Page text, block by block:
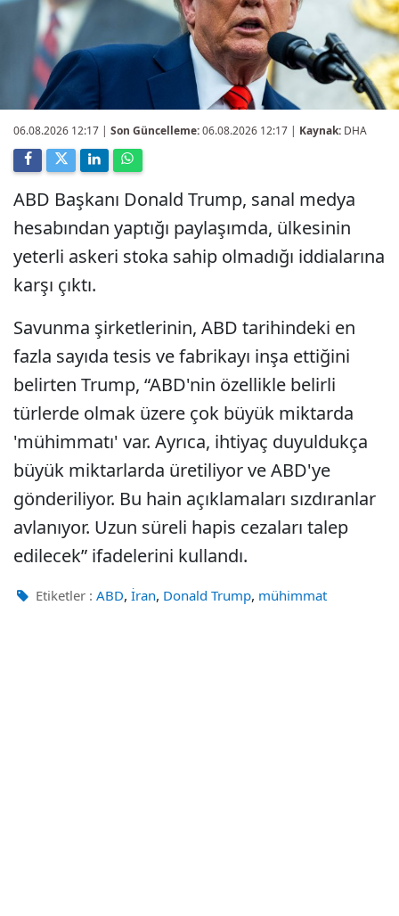
06.08.2026 12:17 | Son Güncelleme:06.08.2026 12:17 | Kaynak: DHA
ABD Başkanı Donald Trump, sanal medya
hesabından yaptığı paylaşımda, ülkesinin
yeterli askeri stoka sahip olmadığı iddialarına
karşı çıktı.
Savunma şirketlerinin, ABD tarihindeki en
fazla sayıda tesis ve fabrikayı inşa ettiğini
belirten Trump, “ABD'nin özellikle belirli
türlerde olmak üzere çok büyük miktarda
'mühimmatı' var. Ayrıca, ihtiyaç duyuldukça
büyük miktarlarda üretiliyor ve ABD'ye
gönderiliyor. Bu hain açıklamaları sızdıranlar
avlanıyor. Uzun süreli hapis cezaları talep
edilecek” ifadelerini kullandı.
Etiketler : ABD, İran, Donald Trump, mühimmat